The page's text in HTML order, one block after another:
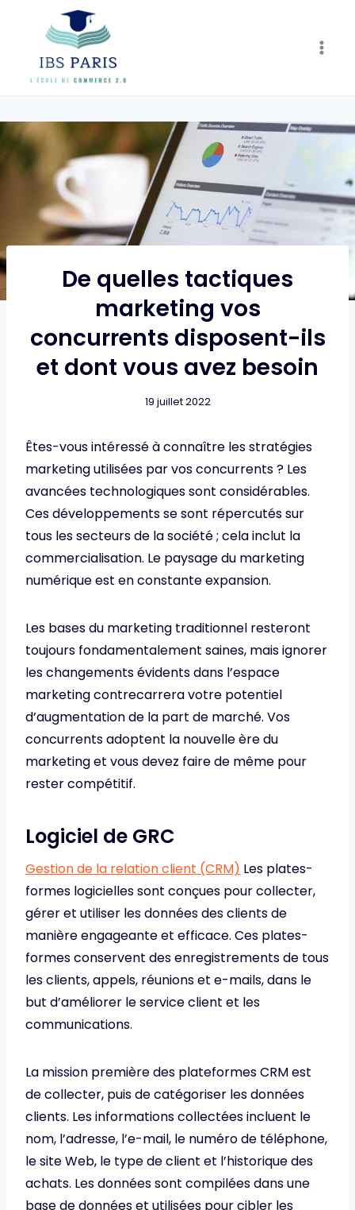
content
De quelles tactiques
marketing vos
concurrents disposent-ils
et dont vous avez besoin
19 juillet 2022
Êtes-vous intéressé à connaître les stratégies
marketing utilisées par vos concurrents ? Les
avancées technologiques sont considérables.
Ces développements se sont répercutés sur
tous les secteurs de la société ; cela inclut la
commercialisation. Le paysage du marketing
numérique est en constante expansion.
Les bases du marketing traditionnel resteront
toujours fondamentalement saines, mais ignorer
les changements évidents dans l’espace
marketing contrecarrera votre potentiel
d’augmentation de la part de marché. Vos
concurrents adoptent la nouvelle ère du
marketing et vous devez faire de même pour
rester compétitif.
Logiciel de GRC
Gestion de la relation client (CRM) Les plates-
formes logicielles sont conçues pour collecter,
gérer et utiliser les données des clients de
manière engageante et efficace. Ces plates-
formes conservent des enregistrements de tous
les clients, appels, réunions et e-mails, dans le
but d’améliorer le service client et les
communications.
La mission première des plateformes CRM est
de collecter, puis de catégoriser les données
clients. Les informations collectées incluent le
nom, l’adresse, l’e-mail, le numéro de téléphone,
le site Web, le type de client et l’historique des
achats. Les données sont compilées dans une
base de données et utilisées pour cibler les